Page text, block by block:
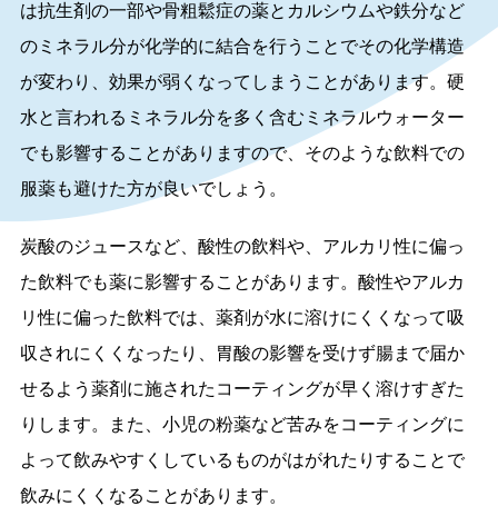
は抗生剤の一部や骨粗鬆症の薬とカルシウムや鉄分など
のミネラル分が化学的に結合を行うことでその化学構造
が変わり、効果が弱くなってしまうことがあります。硬
水と言われるミネラル分を多く含むミネラルウォーター
でも影響することがありますので、そのような飲料での
服薬も避けた方が良いでしょう。
炭酸のジュースなど、酸性の飲料や、アルカリ性に偏っ
た飲料でも薬に影響することがあります。酸性やアルカ
リ性に偏った飲料では、薬剤が水に溶けにくくなって吸
収されにくくなったり、胃酸の影響を受けず腸まで届か
せるよう薬剤に施されたコーティングが早く溶けすぎた
りします。また、小児の粉薬など苦みをコーティングに
よって飲みやすくしているものがはがれたりすることで
飲みにくくなることがあります。